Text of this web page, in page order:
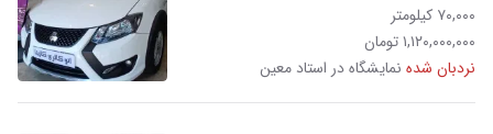
۷۰,۰۰۰ کیلومتر
۱,۱۲۰,۰۰۰,۰۰۰ تومان
نردبان شده نمایشگاه در استاد معین